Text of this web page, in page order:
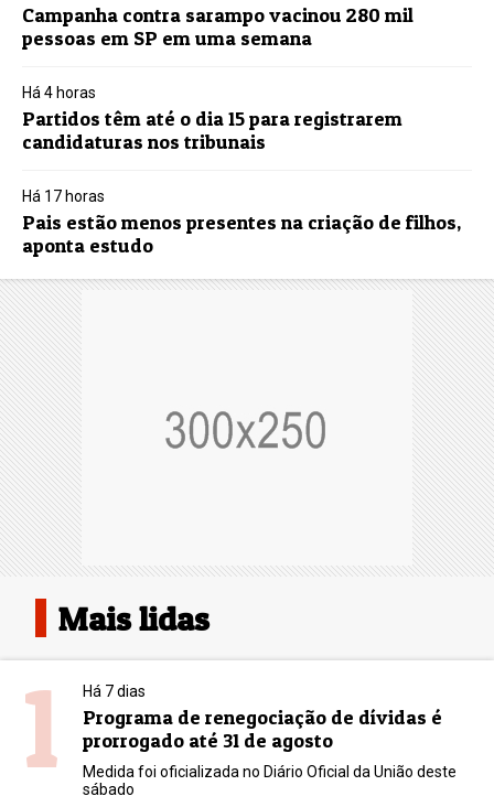
Campanha contra sarampo vacinou 280 mil
pessoas em SP em uma semana
Há 4 horas
Partidos têm até o dia 15 para registrarem
candidaturas nos tribunais
Há 17 horas
Pais estão menos presentes na criação de filhos,
aponta estudo
Mais lidas
1 Há 7 dias
Programa de renegociação de dívidas é
prorrogado até 31 de agosto
Medida foi oficializada no Diário Oficial da União deste
sábado